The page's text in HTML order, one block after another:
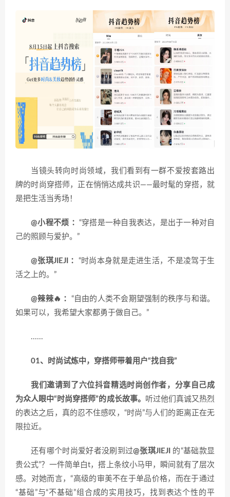
当镜头转向时尚领域，我们看到有一群不爱按套路出
牌的时尚穿搭师，正在悄悄达成共识——最时髦的穿搭，就
是把生活当秀场！
@小程不烦 ： “穿搭是一种自我表达，是出于一种对自
己的照顾与爱护。”
@张琪JIEJI ： “时尚本身就是走进生活，不是凌驾于生
活之上的。”
@辣辣🔥 ： “自由的人类不会期望强制的秩序与和谐。
如果可以，我希望大家都勇于做自己。”
......
01、时尚试炼中，穿搭师带着用户“找自我”
我们邀请到了六位抖音精选时尚创作者，分享自己成
为众人眼中“时尚穿搭师”的成长故事。
听过他们真诚又热烈
的表达之后，真的忍不住感叹，“时尚”与人们的距离正在无
限拉近。
还有哪个时尚爱好者没刷到过@张琪JIEJI
的“基础款显
贵公式”？一件简单白t，搭上条纹小马甲，瞬间就有了层次
感。对她而言，“高级的审美不在于单品价格，而在于通过
“基础”与“不基础”组合成的实用技巧，找到表达个性的平